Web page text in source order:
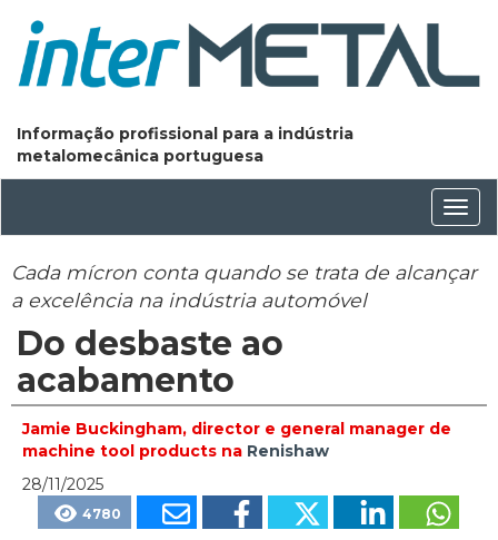
Informação profissional para a indústria
metalomecânica portuguesa
Cada mícron conta quando se trata de alcançar
a excelência na indústria automóvel
Do desbaste ao
acabamento
Jamie Buckingham, director e general manager de
machine tool products na Renishaw
28/11/2025
4780